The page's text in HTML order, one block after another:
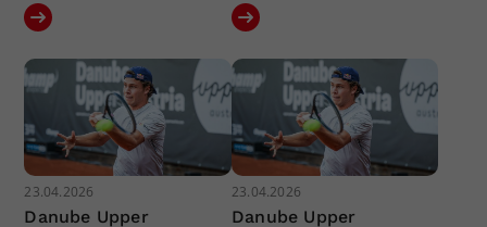
23.04.2026
Danube Upper
23.04.2026
Danube Upper